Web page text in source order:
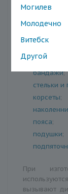
Могилев
Молодечно
Витебск
Другой
В группу
корректоры
шины
воротники
бандажи;
стельки и
корсеты;
пояса;
подушки;
При
вызывают